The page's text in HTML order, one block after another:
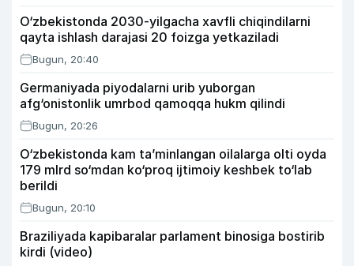
O‘zbekistonda 2030-yilgacha xavfli chiqindilarni
qayta ishlash darajasi 20 foizga yetkaziladi
Bugun, 20:40
Germaniyada piyodalarni urib yuborgan
afg‘onistonlik umrbod qamoqqa hukm qilindi
Bugun, 20:26
O‘zbekistonda kam ta’minlangan oilalarga olti oyda
179 mlrd so‘mdan ko‘proq ijtimoiy keshbek to‘lab
berildi
Bugun, 20:10
Braziliyada kapibaralar parlament binosiga bostirib
kirdi (video)